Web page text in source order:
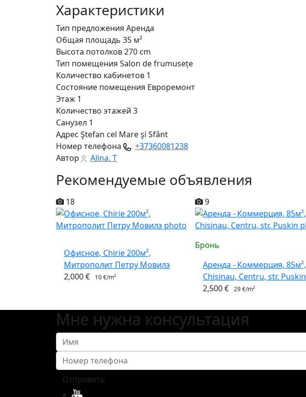
Характеристики
Тип предложения Аренда
Общая площадь 35 м²
Высота потолков270 cm
Тип помещения Salon de frumusețe
Количество кабинетов 1
Состояние помещения Евроремонт
Этаж 1
Количество этажей 3
Санузел 1
Адрес Ştefan cel Mare şi Sfânt
Номер телефона
+37360081238
Автор
Alina. T
Рекомендуемые объявления
18
Офисное, Chirie 200м²,
Митрополит Петру Мовилэ
2,000 €
10 €/m²
9
Бронь
Аренда - Коммерция, 85м²,
Chisinau, Centru, str. Puskin
2,500 € 29 €/m²
Мне нужна консультация
Отправить